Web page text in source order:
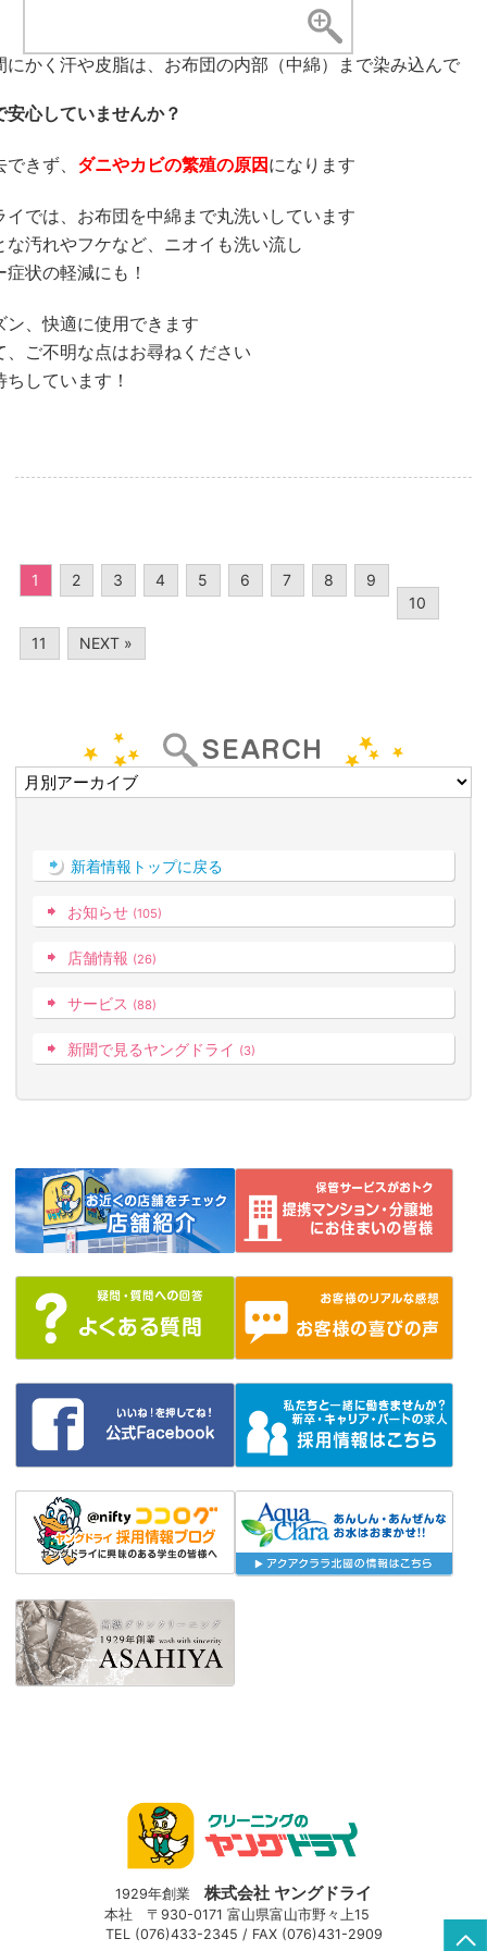
にかく汗や皮脂は、お布団の内部（中綿）まで染み込んで
安心していませんか？
きず、 ダニやカビの繁殖の原因になります
イでは、お布団を中綿まで丸洗いしています
な汚れやフケなど、ニオイも洗い流し
状の軽減にも！
ン、快適に使用できます
、ご不明な点はお尋ねください
しています！
1 2 3 4 5 6 7 8
9
10
11 NEXT »
新着情報トップに戻る
お知らせ (105)
店舗情報 (26)
サービス (88)
新聞で見るヤングドライ (3)
1929年創業 株式会社 ヤングドライ
本社 〒930-0171 富山県富山市野々上15
TEL (076)433-2345 / FAX (076)431-2909